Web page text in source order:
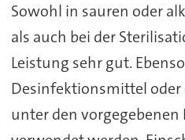
Sowohl in sauren oder
als auch bei der
Leistung sehr gut.
Desinfektionsmittel oder
unter den vorgegebenen